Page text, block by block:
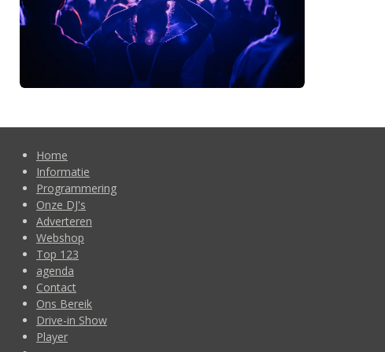
Home
Informatie
Programmering
Onze DJ's
Adverteren
Webshop
Top 123
agenda
Contact
Ons Bereik
Drive-in Show
Player